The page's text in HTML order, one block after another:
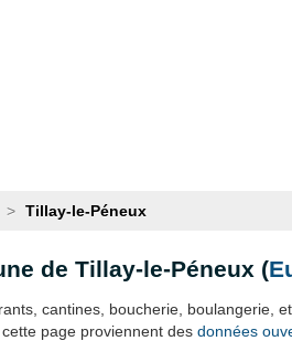
> Tillay-le-Péneux
de Tillay-le-Péneux (
cantines, boucherie, boulangerie,
cette page proviennent des données